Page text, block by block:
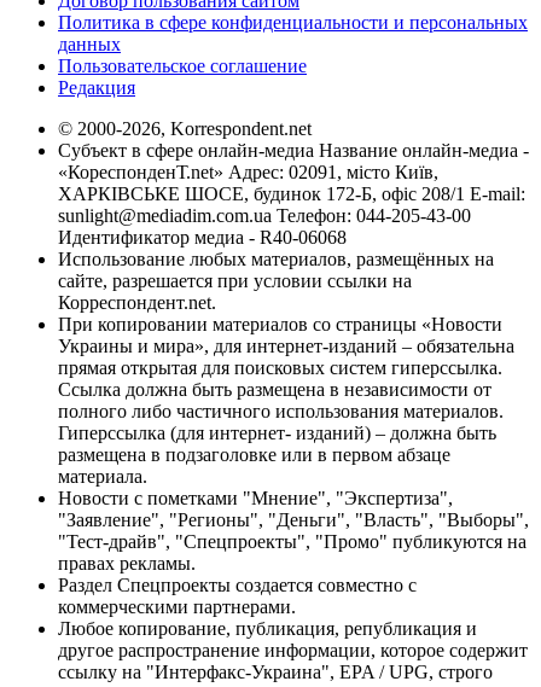
Политика в сфере конфиденциальности и персональных
данных
Пользовательское соглашение
Редакция
© 2000-2026, Korrespondent.net
Субъект в сфере онлайн-медиа Название онлайн-медиа -
«КореспонденТ.net» Адрес: 02091, місто Київ,
ХАРКІВСЬКЕ ШОСЕ, будинок 172-Б, офіс 208/1 E-mail:
sunlight@mediadim.com.ua Телефон: 044-205-43-00
Идентификатор медиа - R40-06068
Использование любых материалов, размещённых на
сайте, разрешается при условии ссылки на
Корреспондент.net.
При копировании материалов со страницы «Новости
Украины и мира», для интернет-изданий – обязательна
прямая открытая для поисковых систем гиперссылка.
Ссылка должна быть размещена в независимости от
полного либо частичного использования материалов.
Гиперссылка (для интернет- изданий) – должна быть
размещена в подзаголовке или в первом абзаце
материала.
Новости с пометками "Мнение", "Экспертиза",
"Заявление", "Регионы", "Деньги", "Власть", "Выборы",
"Тест-драйв", "Спецпроекты", "Промо" публикуются на
правах рекламы.
Раздел Спецпроекты создается совместно с
коммерческими партнерами.
Любое копирование, публикация, републикация и
другое распространение информации, которое содержит
ссылку на "Интерфакс-Украина", EPA / UPG, строго